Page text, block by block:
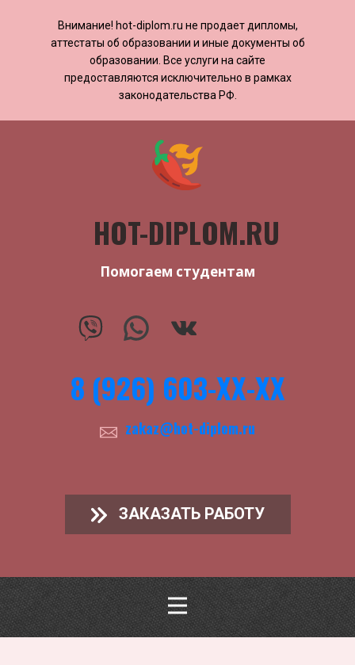
Внимание! ​​​​hot-diplom.ru не продает дипломы,
аттестаты об образовании и иные документы об
образовании. Все услуги на сайте
предоставляются исключительно в рамках
законодательства РФ.
HOT-DIPLOM.RU
Помогаем студентам
8 (926) 603-ХХ-ХХ
zakaz@hot-diplom.ru
ЗАКАЗАТЬ РАБОТУ